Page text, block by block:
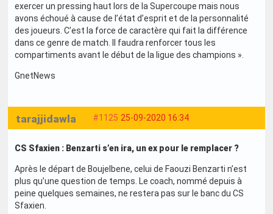
exercer un pressing haut lors de la Supercoupe mais nous
avons échoué à cause de l’état d’esprit et de la personnalité
des joueurs. C’est la force de caractère qui fait la différence
dans ce genre de match. Il faudra renforcer tous les
compartiments avant le début de la ligue des champions ».
GnetNews
#1125 25-09-2020 16:34
tarajjidawla
CS Sfaxien : Benzarti s’en ira, un ex pour le remplacer ?
Après le départ de Boujelbene, celui de Faouzi Benzarti n’est
plus qu’une question de temps. Le coach, nommé depuis à
peine quelques semaines, ne restera pas sur le banc du CS
Sfaxien.